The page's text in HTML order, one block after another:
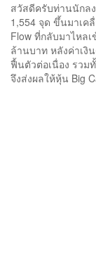
สวัสดีครับท่านนักล
1,554 จุด ขึ้นมาเค
Flow ที่กลับมาไหล
ล้านบาท หลังค่าเงิ
ฟื้นตัวต่อเนื่อง รวม
จึงส่งผลให้หุ้น Big